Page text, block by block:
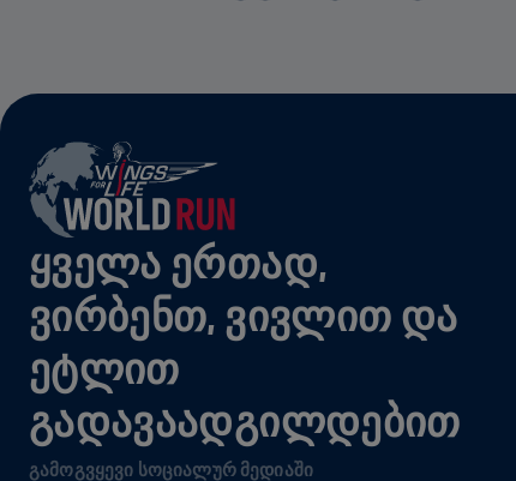
ᲧᲕᲔᲚᲐ ᲔᲠᲗᲐᲓ,
ᲕᲘᲠᲑᲔᲜᲗ, ᲕᲘᲕᲚᲘᲗ ᲓᲐ
ᲔᲢᲚᲘᲗ
ᲒᲐᲓᲐᲕᲐᲐᲓᲒᲘᲚᲓᲔᲑᲘᲗ
ᲒᲐᲛᲝᲒᲕᲧᲔᲕᲘ ᲡᲝᲪᲘᲐᲚᲣᲠ ᲛᲔᲓᲘᲐᲨᲘ